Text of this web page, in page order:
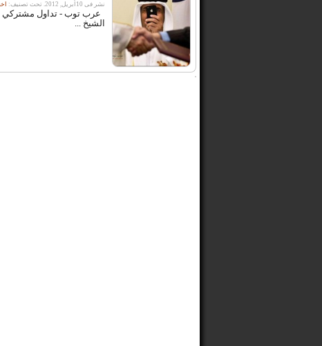
نشر فى 10أبريل, 2012. تحت تصنيف:
عرب توب - تداول مشتركي
الشيخ ...